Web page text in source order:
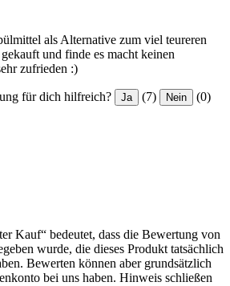
als Alternative zum viel teureren
und finde es macht keinen
zufrieden :)
für dich hilfreich? Ja (7) Nein (0)
Kauf“ bedeutet, dass die Bewertung von
wurde, die dieses Produkt tatsächlich
Bewerten können aber grundsätzlich
bei uns haben. Hinweis schließen